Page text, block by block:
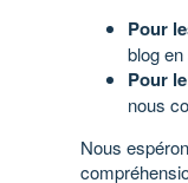
Pour
blog
Pour
nous
Nous